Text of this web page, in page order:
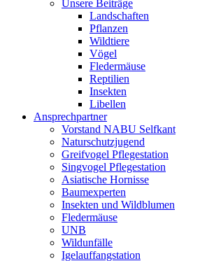
Unsere Beiträge
Landschaften
Pflanzen
Wildtiere
Vögel
Fledermäuse
Reptilien
Insekten
Libellen
Ansprechpartner
Vorstand NABU Selfkant
Naturschutzjugend
Greifvogel Pflegestation
Singvogel Pflegestation
Asiatische Hornisse
Baumexperten
Insekten und Wildblumen
Fledermäuse
UNB
Wildunfälle
Igelauffangstation